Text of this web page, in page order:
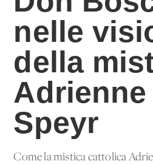
nelle
della
Speyr
Come la mistica cattolica